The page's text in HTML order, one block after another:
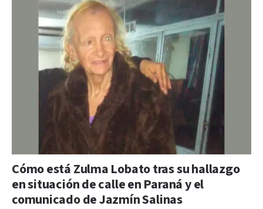
Cómo está Zulma Lobato tras su hallazgo
en situación de calle en Paraná y el
comunicado de Jazmín Salinas